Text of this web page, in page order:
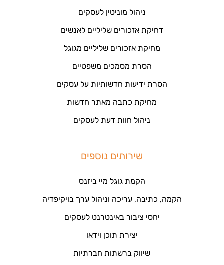
ניהול מוניטין לעסקים
דחיקת אזכורים שליליים לאנשים
מחיקת אזכורים שליליים מגוגל
הסרת מסמכים משפטיים
הסרת ידיעות חדשותיות על עסקים
מחיקת כתבה מאתר חדשות
ניהול חוות דעת לעסקים
שירותים נוספים
הקמת גוגל מיי ביזנס
הקמה, כתיבה, עריכה וניהול ערך בויקיפדיה
יחסי ציבור באינטרנט לעסקים
יצירת תוכן וידאו
שיווק ברשתות חברתיות